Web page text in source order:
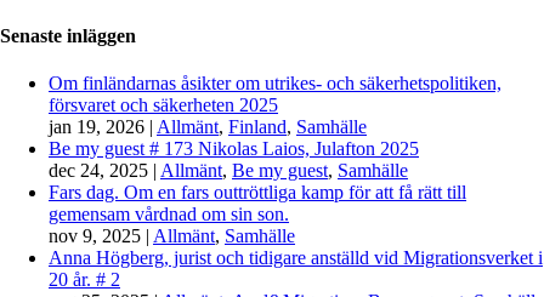
Senaste inläggen
Om finländarnas åsikter om utrikes- och säkerhetspolitiken,
försvaret och säkerheten 2025
jan 19, 2026 | Allmänt, Finland, Samhälle
Be my guest # 173 Nikolas Laios, Julafton 2025
dec 24, 2025 | Allmänt, Be my guest, Samhälle
Fars dag. Om en fars outtröttliga kamp för att få rätt till
gemensam vårdnad om sin son.
nov 9, 2025 | Allmänt, Samhälle
Anna Högberg, jurist och tidigare anställd vid Migrationsverket i
20 år. # 2